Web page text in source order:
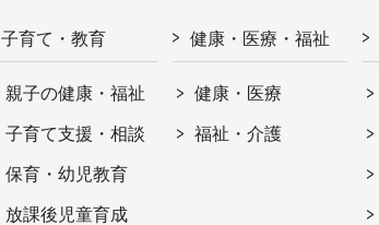
子育て・教育
親子の健康・福祉
子育て支援・相談
保育・幼児教育
放課後児童育成
健康・医療・福祉
健康・医療
福祉・介護